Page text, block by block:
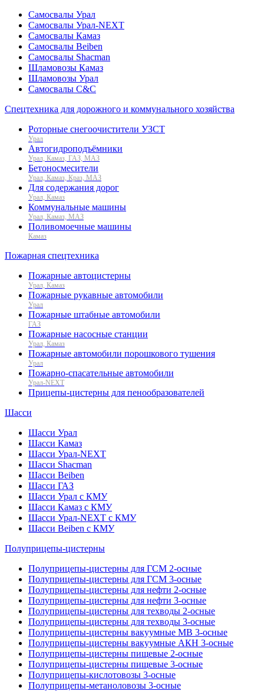
Самосвалы Урал
Самосвалы Урал-NEXT
Самосвалы Камаз
Самосвалы Beiben
Самосвалы Shacman
Шламовозы Камаз
Шламовозы Урал
Самосвалы C&C
Спецтехника для дорожного и коммунального хозяйства
Роторные снегоочистители УЗСТ
Урал
Автогидроподъёмники
Урал, Камаз, ГАЗ, МАЗ
Бетоносмесители
Урал, Камаз, Краз, МАЗ
Для содержания дорог
Урал, Камаз
Коммунальные машины
Урал, Камаз, МАЗ
Поливомоечные машины
Камаз
Пожарная спецтехника
Пожарные автоцистерны
Урал, Камаз
Пожарные рукавные автомобили
Урал
Пожарные штабные автомобили
ГАЗ
Пожарные насосные станции
Урал, Камаз
Пожарные автомобили порошкового тушения
Урал
Пожарно-спасательные автомобили
Урал-NEXT
Прицепы-цистерны для пенообразователей
Шасси
Шасси Урал
Шасси Камаз
Шасси Урал-NEXT
Шасси Shacman
Шасси Beiben
Шасси ГАЗ
Шасси Урал с КМУ
Шасси Камаз с КМУ
Шасси Урал-NEXT с КМУ
Шасси Beiben с КМУ
Полуприцепы-цистерны
Полуприцепы-цистерны для ГСМ 2-осные
Полуприцепы-цистерны для ГСМ 3-осные
Полуприцепы-цистерны для нефти 2-осные
Полуприцепы-цистерны для нефти 3-осные
Полуприцепы-цистерны для техводы 2-осные
Полуприцепы-цистерны для техводы 3-осные
Полуприцепы-цистерны вакуумные МВ 3-осные
Полуприцепы-цистерны вакуумные АКН 3-осные
Полуприцепы-цистерны пищевые 2-осные
Полуприцепы-цистерны пищевые 3-осные
Полуприцепы-кислотовозы 3-осные
Полуприцепы-метаноловозы 3-осные